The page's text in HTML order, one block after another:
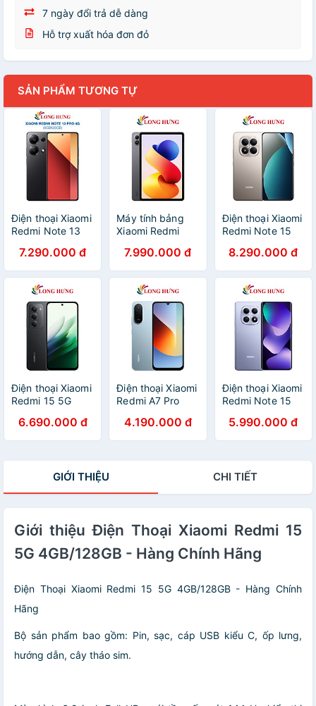
7 ngày đổi trả dễ dàng
Hỗ trợ xuất hóa đơn đỏ
SẢN PHẨM TƯƠNG TỰ
Điện thoại Xiaomi
Redmi Note 13
(8GB/128GB) -
Hàng chính hãng
7.290.000 đ
Máy tính bảng
Xiaomi Redmi
Wifi (6GB/128GB)
- Hàng chính
hãng
7.990.000 đ
Điện thoại Xiaomi
Redmi Note 15
(12GB/256GB) -
Hàng chính hãng
8.290.000 đ
Điện thoại Xiaomi
Redmi 15 5G
Hàng chính hãng
6.690.000 đ
Điện thoại Xiaomi
Redmi A7 Pro
Hàng chính hãng
4.190.000 đ
Điện thoại Xiaomi
Redmi Note 15
Hàng chính hãng
5.990.000 đ
GIỚI THIỆU CHI TIẾT
Giới thiệu Điện Thoại Xiaomi Redmi 15
5G 4GB/128GB - Hàng Chính Hãng
Điện Thoại Xiaomi Redmi 15 5G 4GB/128GB - Hàng Chính
Hãng
Bộ sản phẩm bao gồm: Pin, sạc, cáp USB kiểu C, ốp lưng,
hướng dẫn, cây tháo sim.